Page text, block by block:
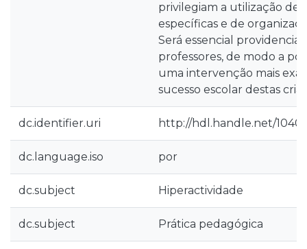
privilegiam a utilização de
específicas e de
Será essencial
professores, de modo a
uma intervenção mais
sucesso escolar destas
dc.identifier.uri http://hdl.handle.net/
dc.language.iso por
dc.subject Hiperactividade
dc.subject Prática pedagógica